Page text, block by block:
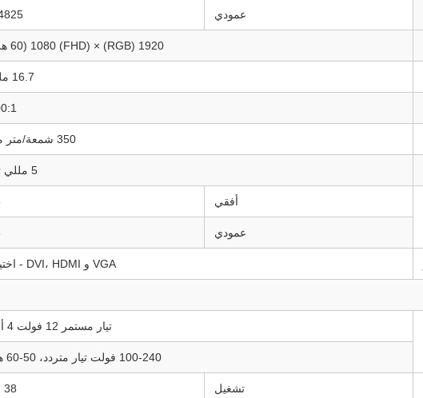
عمودي
1920 (RGB) × 1080 (FHD) (60 هرتز)
16.7 مليون
350 شمعة/متر مربع
5 مللي ثانية
أفقي
عمودي
VGA و DVI، HDMI - اختياري
تيار مستمر 12 فولت 4 أمبير
100-240 فولت تيار متردد، 50-60 هرتز
تشغيل 38 واط